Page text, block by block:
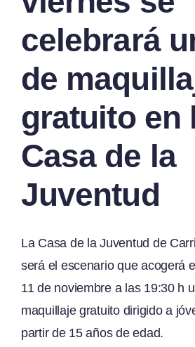
celebrará
de
gratuito en
Casa de la
Juventud
La Casa de la Juventud de
será el escenario que acogerá
11 de noviembre a las 19:30 h
maquillaje gratuito dirigido a
partir de 15 años de edad.